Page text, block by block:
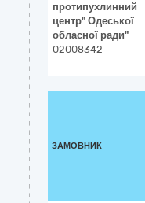
протипухлинний
центр" Одеської
обласної ради"
02008342
ЗАМОВНИК